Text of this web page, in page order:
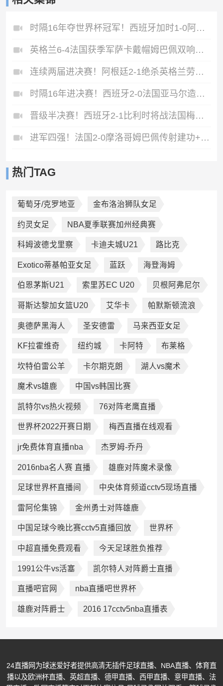
时隔16年夺世界杯冠军！西班牙加时1-0阿根廷费兰制胜恩佐染红
英格兰6-4法国获季军萨卡戴帽姆巴佩双响创纪录奥利塞2助+失良机
连续两届进决赛！阿根廷2-1绝杀英格兰劳塔罗恩佐破门梅西两助攻
时隔16年进决赛！西班牙2-0法国亚马尔造点奥亚萨瓦尔、波罗破门
晋级半决赛！西班牙2-1比利时将战法国梅里诺替补绝杀拉门斯送礼
进军四强！法国2-0摩洛哥姆巴佩传射建功+失点登贝莱贴地斩
热门TAG
葡萄牙/克罗地亚 金布洛治狮队女足
约灵女足 NBA夏季联赛加州经典赛
科姆波德戈里察 卡迪夫城U21 路比克
Exotico蒂基帕亚女足 蓝跃 海登海姆
伯恩茅斯U21 索里苏EC U20 贝根阿弗尼尔
哥斯达黎加女篮U20 艾华卡 帕默斯顿流浪
奥德萨黑海人 圣安德雷 马来西亚女足
KF拉霍维奇 纽约城 卡阿特 布莱格
坎特伯雷公羊 卡尔期克朗 湖人vs魔术
魔术vs雄鹿 中国vs韩国比赛
凯特尔vs热火视频 76对阵老鹰直播
世界杯2022开赛日期 梅西直播在线观看
jr免费体育直播nba 杰罗姆-乔丹
2016nba名人赛 直播 雄鹿对阵魔术录像
足球世界杯直播间 中央体育频道cctv5现场直播
雷阿伦集锦 金州勇士对阵雄鹿
中国足球今晚比赛cctv5直播回放 世界杯
中超直播免费观看 今天足球胜负推荐
1991公牛vs活塞 凯尔特人对阵爵士直播
直播吧官网 nba直播吧世界杯
雄鹿对阵爵士 2016 17cctv5nba直播表
24直播网为球迷爱好者提供高清无插件足球直播、NBA直播、体育直
播以及欧洲杯直播、英超直播、德甲直播、西甲直播、意甲直播、法